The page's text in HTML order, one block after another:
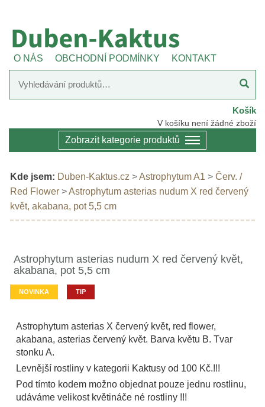
O NÁS OBCHODNÍ PODMÍNKY KONTAKT
Košík
V košíku není žádné zboží
Zobrazit kategorie produktů
Kde jsem: Duben-Kaktus.cz >Astrophytum A1 > Červ. /
Red Flower >Astrophytum asterias nudum X red červený
květ, akabana, pot 5,5 cm
Astrophytum asterias nudum X red červený květ,
akabana, pot 5,5 cm
NOVINKA TIP
Astrophytum asterias X červený květ, red flower,
akabana, asterias červený květ. Barva květu B. Tvar
stonku A.
Levnější rostliny v kategorii Kaktusy od 100 Kč.!!!
Pod tímto kodem možno objednat pouze jednu rostlinu,
udáváme velikost květináče né rostliny !!!